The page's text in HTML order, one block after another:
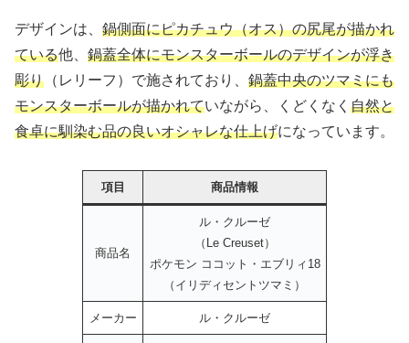
デザインは、 鍋側面にピカチュウ（オス）の尻尾が描かれ
ている他、 鍋蓋全体にモンスターボールのデザインが浮き
彫り （レリーフ）で施されており、 鍋蓋中央のツマミにも
モンスターボールが描かれていながら、くどくなく 自然と
食卓に馴染む品の良いオシャレな仕上げになっています。
項目 商品情報
商品名
ル・クルーゼ
（Le Creuset）
ポケモン ココット・エブリィ18
（イリディセントツマミ）
メーカー ル・クルーゼ